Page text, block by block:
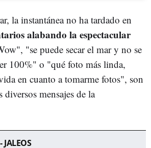
la instantánea no ha tardado en
alabando la espectacular
"se puede secar el mar y no se
100%" o "qué foto más linda,
en cuanto a tomarme fotos", son
mensajes de la
JALEOS